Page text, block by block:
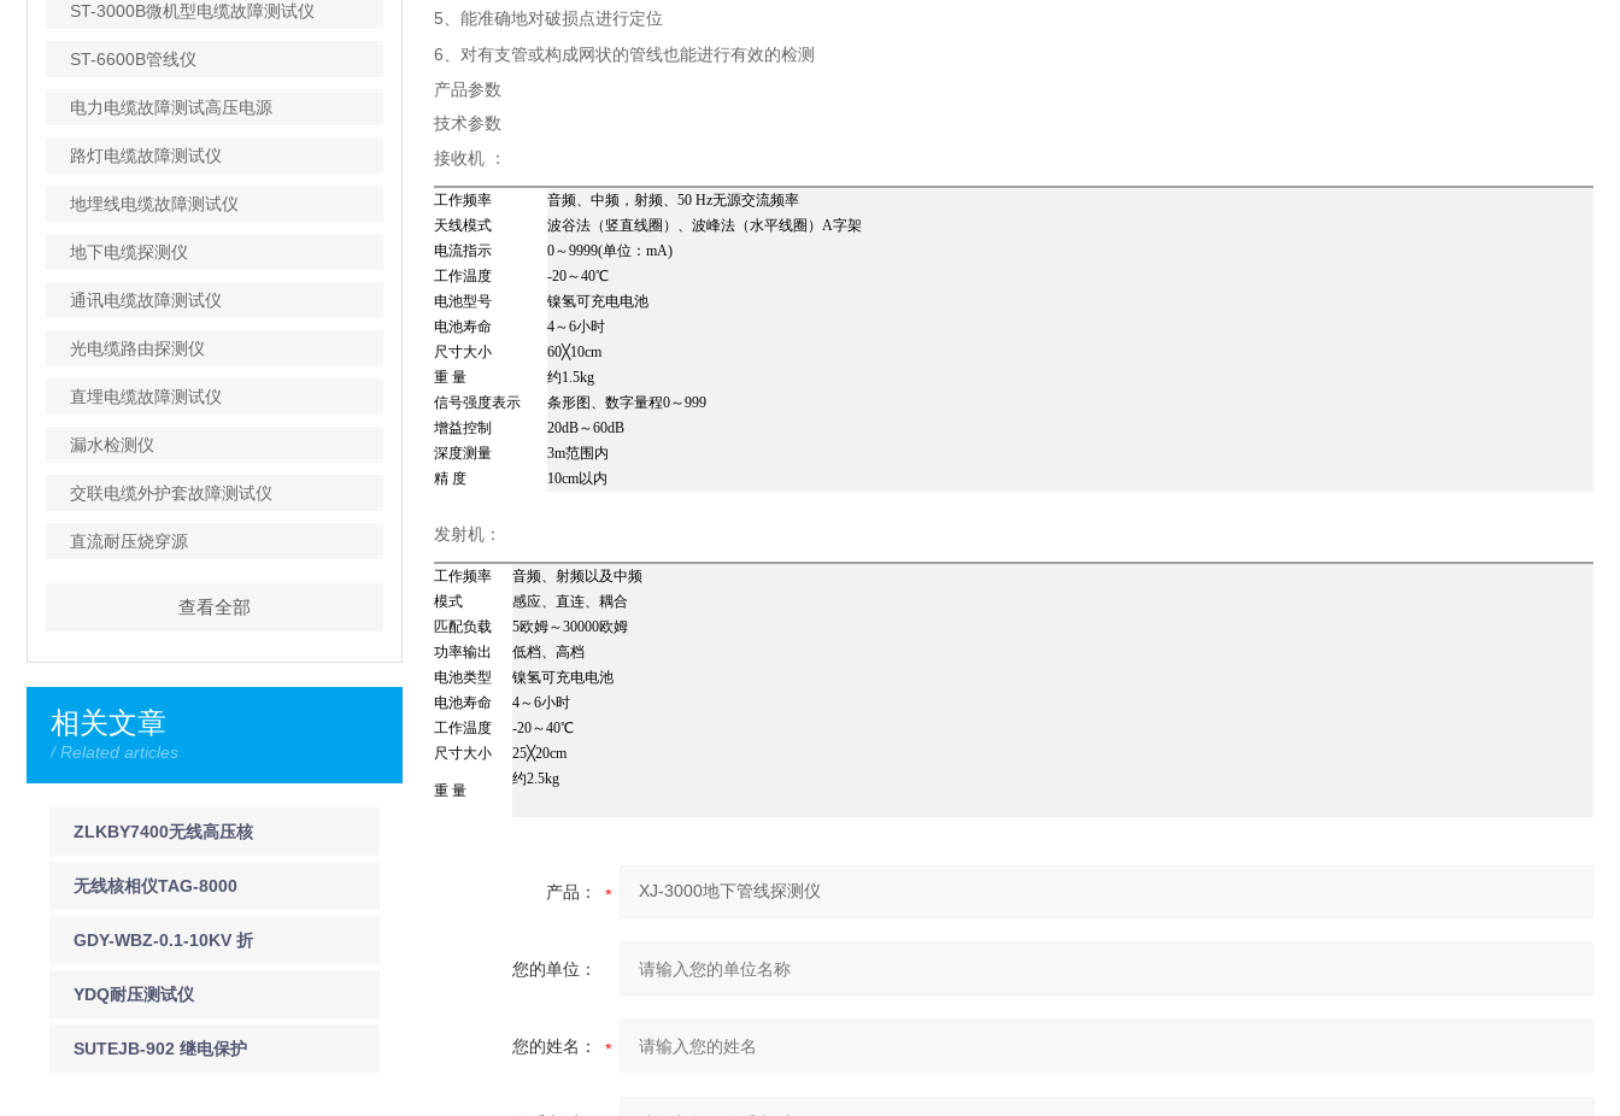
ST-3000B微机型电缆故障测试仪
ST-6600B管线仪
电力电缆故障测试高压电源
路灯电缆故障测试仪
地埋线电缆故障测试仪
地下电缆探测仪
通讯电缆故障测试仪
光电缆路由探测仪
直埋电缆故障测试仪
漏水检测仪
交联电缆外护套故障测试仪
直流耐压烧穿源
查看全部
相关文章
/ Related articles
ZLKBY7400无线高压核
相仪详细介绍
无线核相仪TAG-8000
GDY-WBZ-0.1-10KV 折
叠式验电器
YDQ耐压测试仪
SUTEJB-902 继电保护
5、能准确地对破损点进行定位
6、对有支管或构成网状的管线也能进行有效的检测
产品参数
技术参数
接收机 ：
工作频率
音频、中频，射频、50 Hz无源交流频率
天线模式
波谷法（竖直线圈）、波峰法（水平线圈）A字架
电流指示
0～9999(单位：mA)
工作温度
-20～40℃
电池型号
镍氢可充电电池
电池寿命
4～6小时
尺寸大小
60╳10cm
重 量
约1.5kg
信号强度表示
条形图、数字量程0～999
增益控制
20dB～60dB
深度测量
3m范围内
精 度
10cm以内
发射机：
工作频率
音频、射频以及中频
模式
感应、直连、耦合
匹配负载
5欧姆～30000欧姆
功率输出
低档、高档
电池类型
镍氢可充电电池
电池寿命
4～6小时
工作温度
-20～40℃
尺寸大小
25╳20cm
重 量
约2.5kg
产品：
您的单位：
您的姓名：